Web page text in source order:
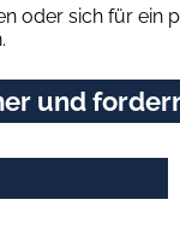
oder sich für ein
und